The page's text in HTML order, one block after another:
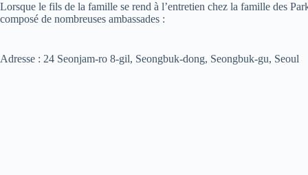
Lorsque le fils de la famille se rend à l’entretien chez la famille des
composé de nombreuses ambassades :
Adresse : 24 Seonjam-ro 8-gil, Seongbuk-dong, Seongbuk-gu, Seoul